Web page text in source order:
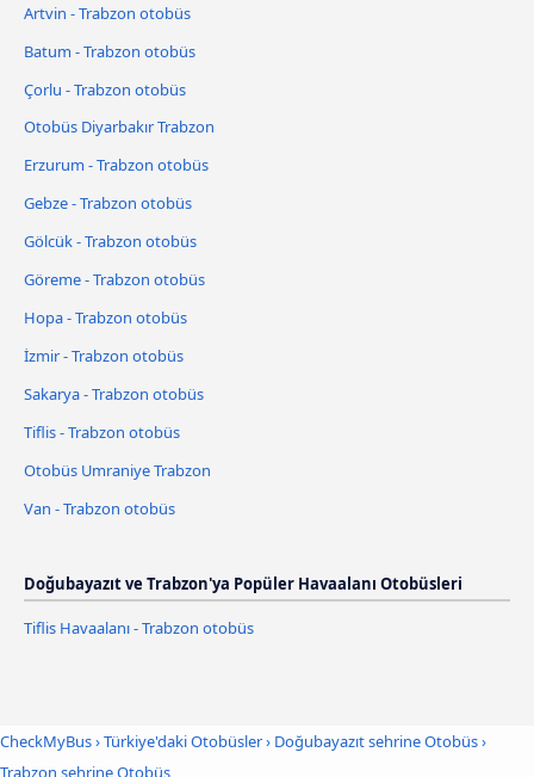
Artvin - Trabzon otobüs
Batum - Trabzon otobüs
Çorlu - Trabzon otobüs
Otobüs Diyarbakır Trabzon
Erzurum - Trabzon otobüs
Gebze - Trabzon otobüs
Gölcük - Trabzon otobüs
Göreme - Trabzon otobüs
Hopa - Trabzon otobüs
İzmir - Trabzon otobüs
Sakarya - Trabzon otobüs
Tiflis - Trabzon otobüs
Otobüs Umraniye Trabzon
Van - Trabzon otobüs
Doğubayazıt ve Trabzon'ya Popüler Havaalanı Otobüsleri
Tiflis Havaalanı - Trabzon otobüs
CheckMyBus›Türkiye'daki Otobüsler› Doğubayazıt sehrine Otobüs›
Trabzon sehrine Otobüs